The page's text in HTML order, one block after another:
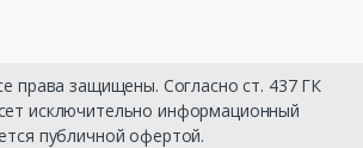
права защищены. Согласно ст. 437 ГК
исключительно информационный
публичной офертой.